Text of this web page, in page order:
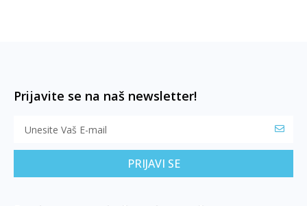
Prijavite se na naš newsletter!
PRIJAVI SE